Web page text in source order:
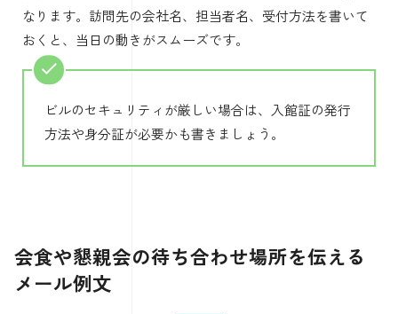
なります。訪問先の会社名、担当者名、受付方法を書いて
おくと、当日の動きがスムーズです。
ビルのセキュリティが厳しい場合は、入館証の発行
方法や身分証が必要かも書きましょう。
会食や懇親会の待ち合わせ場所を伝える
メール例文